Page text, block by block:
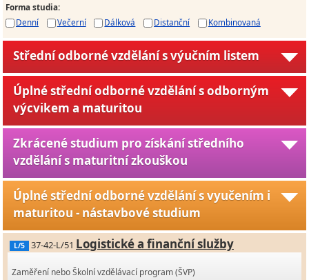
Forma studia:
Denní
Večerní Dálková Distanční Kombinovaná
Střední odborné vzdělání s výučním listem
Úplné střední odborné vzdělání s odborným
výcvikem a maturitou
Zkrácené studium pro získání středního
vzdělání s maturitní zkouškou
Úplné střední odborné vzdělání s vyučením i
maturitou - nástavbové studium
L/5 37-42-L/51 Logistické a finanční služby
Zaměření nebo Školní vzdělávací program (ŠVP)